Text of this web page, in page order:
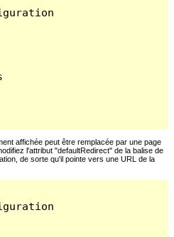
affichée peut être remplacée par une page
l'attribut "defaultRedirect" de la balise de
de sorte qu'il pointe vers une URL de la